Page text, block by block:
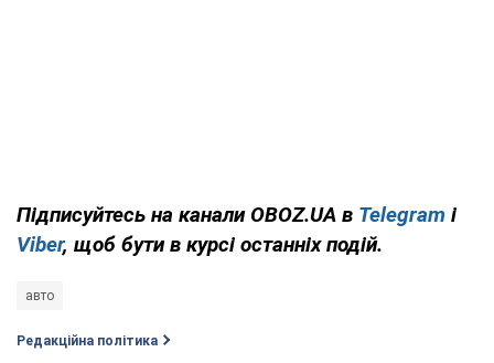
Підписуйтесь на канали OBOZ.UA в Telegram і
Viber, щоб бути в курсі останніх подій.
авто
Редакційна політика